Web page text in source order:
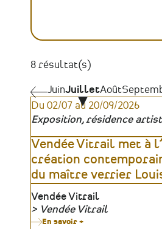
8 résultat(s)
Pagination
JuinJuinJuilletAoût
Du 02/07 au 20/09/2026
Exposition, résidence
Vendée Vitrail met à
création
du maître verrier
Lieu
Vendée Vitrail
Organisateur
Vendée Vitrail
En savoir +